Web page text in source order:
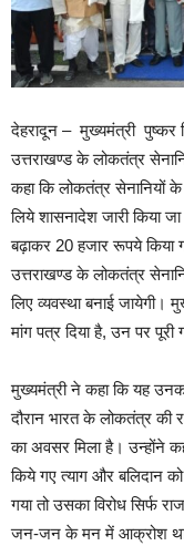
देहरादून – मुख्यमंत्री पुष्कर
उत्तराखण्ड के लोकतंत्र
कहा कि लोकतंत्र सेनानियों
लिये शासनादेश जारी किया
बढ़ाकर 20 हजार रूपये किया
उत्तराखण्ड के लोकतंत्र
लिए व्यवस्था बनाई जायेगी।
मांग पत्र दिया है, उन पर पूरी
मुख्यमंत्री ने कहा कि यह
दौरान भारत के लोकतंत्र की
का अवसर मिला है। उन्होंने
किये गए त्याग और बलिदान
गया तो उसका विरोध सिर्फ
जन-जन के मन में आक्रोश